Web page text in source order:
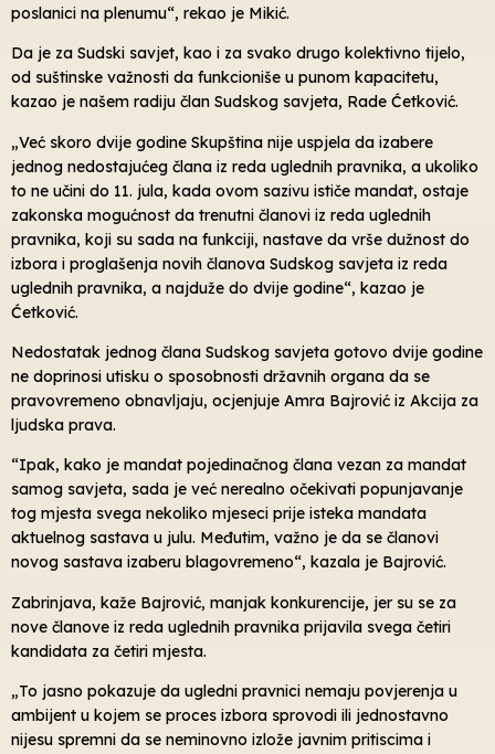
poslanici na plenumu“, rekao je Mikić.
Da je za Sudski savjet, kao i za svako drugo kolektivno tijelo,
od suštinske važnosti da funkcioniše u punom kapacitetu,
kazao je našem radiju član Sudskog savjeta, Rade Ćetković.
„Već skoro dvije godine Skupština nije uspjela da izabere
jednog nedostajućeg člana iz reda uglednih pravnika, a ukoliko
to ne učini do 11. jula, kada ovom sazivu ističe mandat, ostaje
zakonska mogućnost da trenutni članovi iz reda uglednih
pravnika, koji su sada na funkciji, nastave da vrše dužnost do
izbora i proglašenja novih članova Sudskog savjeta iz reda
uglednih pravnika, a najduže do dvije godine“, kazao je
Ćetković.
Nedostatak jednog člana Sudskog savjeta gotovo dvije godine
ne doprinosi utisku o sposobnosti državnih organa da se
pravovremeno obnavljaju, ocjenjuje Amra Bajrović iz Akcija za
ljudska prava.
“Ipak, kako je mandat pojedinačnog člana vezan za mandat
samog savjeta, sada je već nerealno očekivati popunjavanje
tog mjesta svega nekoliko mjeseci prije isteka mandata
aktuelnog sastava u julu. Međutim, važno je da se članovi
novog sastava izaberu blagovremeno“, kazala je Bajrović.
Zabrinjava, kaže Bajrović, manjak konkurencije, jer su se za
nove članove iz reda uglednih pravnika prijavila svega četiri
kandidata za četiri mjesta.
„To jasno pokazuje da ugledni pravnici nemaju povjerenja u
ambijent u kojem se proces izbora sprovodi ili jednostavno
nijesu spremni da se neminovno izlože javnim pritiscima i